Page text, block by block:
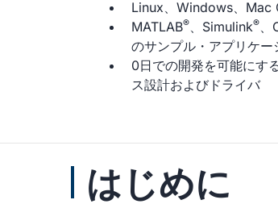
Linux、Windows、Mac
MATLAB®、Simulink®、
のサンプル・アプリケー
0日での開発を可能にす
ス設計およびドライバ
はじめに